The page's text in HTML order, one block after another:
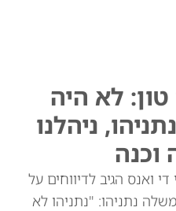
לא היה
ניהלנו
וכנה
ואנס הגיב לדיווחים על
נתניהו: "נתניהו לא